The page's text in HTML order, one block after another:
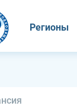
Регионы